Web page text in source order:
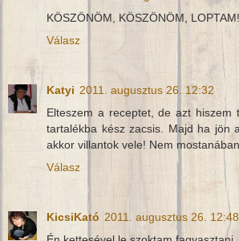
KÖSZÖNÖM, KÖSZÖNÖM, LOPTAM!
Válasz
Katyi 2011. augusztus 26. 12:32
Elteszem a receptet, de azt hiszem
tartalékba kész zacsis. Majd ha jön
akkor villantok vele! Nem
Válasz
KicsiKató 2011. augusztus 26. 12:48